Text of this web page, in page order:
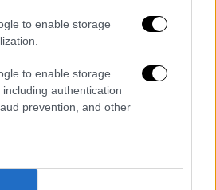
to enable storage
to enable storage
authentication
prevention, and other